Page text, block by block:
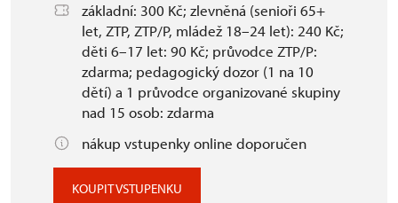
základní: 300 Kč; zlevněná (senioři 65+
let, ZTP, ZTP/P, mládež 18–24 let): 240 Kč;
děti 6–17 let: 90 Kč; průvodce ZTP/P:
zdarma; pedagogický dozor (1 na 10
dětí) a 1 průvodce organizované skupiny
nad 15 osob: zdarma
nákup vstupenky online doporučen
KOUPIT VSTUPENKU